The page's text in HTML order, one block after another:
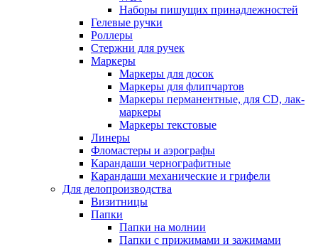
Наборы пишущих принадлежностей
Гелевые ручки
Роллеры
Стержни для ручек
Маркеры
Маркеры для досок
Маркеры для флипчартов
Маркеры перманентные, для CD, лак-
маркеры
Маркеры текстовые
Линеры
Фломастеры и аэрографы
Карандаши чернографитные
Карандаши механические и грифели
Для делопроизводства
Визитницы
Папки
Папки на молнии
Папки с прижимами и зажимами